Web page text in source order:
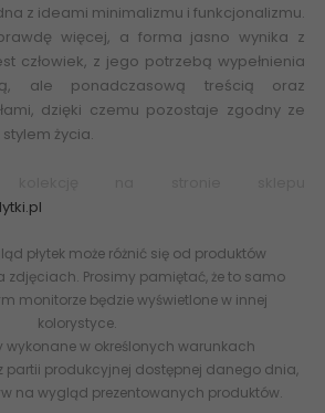
z ideami minimalizmu i funkcjonalizmu.
więcej, a forma jasno wynika z
człowiek, z jego potrzebą wypełnienia
ale ponadczasową treścią oraz
dzięki czemu pozostaje zgodny ze
życia.
płytek może różnić się od produktów
zdjęciach. Prosimy pamiętać, że to samo
monitorze będzie wyświetlone w innej
kolorystyce.
wykonane w określonych warunkach
partii produkcyjnej dostępnej danego dnia,
na wygląd prezentowanych produktów.